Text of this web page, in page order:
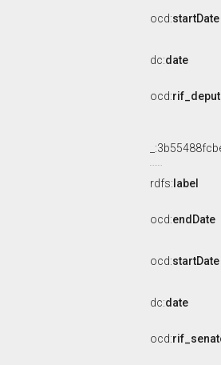
ocd:startDate
dc:date
ocd:
rdfs: label
ocd:endDate
ocd:startDate
dc:date
ocd: